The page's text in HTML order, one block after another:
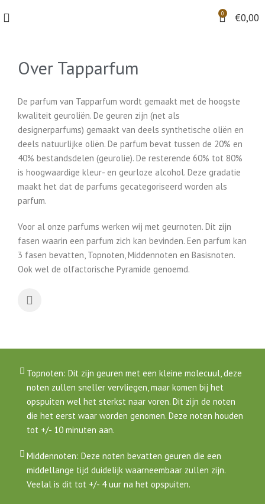
0 €0,00
Over Tapparfum
De parfum van Tapparfum wordt gemaakt met de hoogste
kwaliteit geuroliën. De geuren zijn (net als
designerparfums) gemaakt van deels synthetische oliën en
deels natuurlijke oliën. De parfum bevat tussen de 20% en
40% bestandsdelen (geurolie). De resterende 60% tot 80%
is hoogwaardige kleur- en geurloze alcohol. Deze gradatie
maakt het dat de parfums gecategoriseerd worden als
parfum.
Voor al onze parfums werken wij met geurnoten. Dit zijn
fasen waarin een parfum zich kan bevinden. Een parfum kan
3 fasen bevatten, Topnoten, Middennoten en Basisnoten.
Ook wel de olfactorische Pyramide genoemd.
Topnoten: Dit zijn geuren met een kleine molecuul, deze
noten zullen sneller vervliegen, maar komen bij het
opspuiten wel het sterkst naar voren. Dit zijn de noten
die het eerst waar worden genomen. Deze noten houden
tot +/- 10 minuten aan.
Middennoten: Deze noten bevatten geuren die een
middellange tijd duidelijk waarneembaar zullen zijn.
Veelal is dit tot +/- 4 uur na het opspuiten.